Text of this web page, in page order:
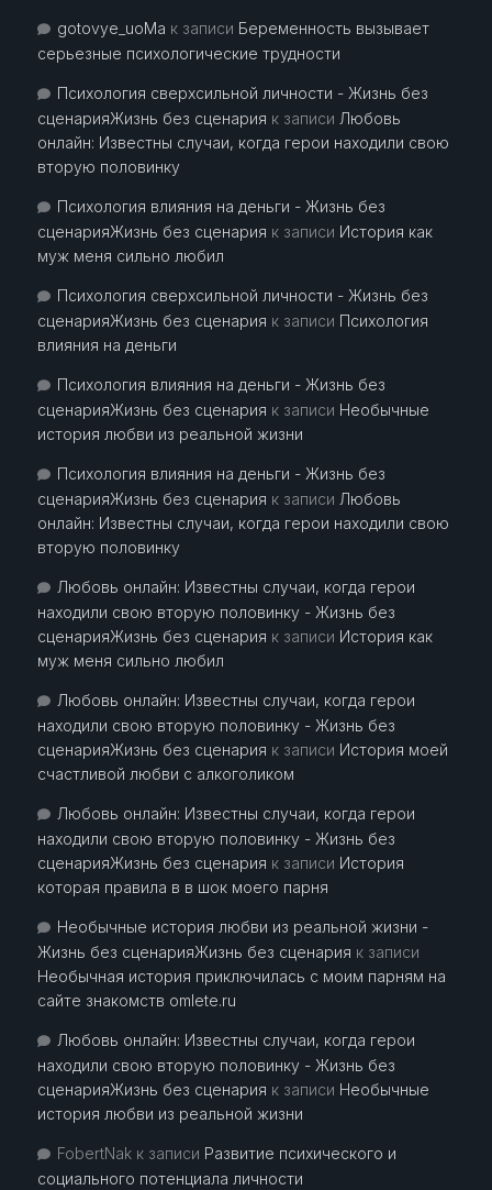
gotovye_uoMa к записи Беременность вызывает
серьезные психологические трудности
Психология сверхсильной личности - Жизнь без
сценарияЖизнь без сценария к записи Любовь
онлайн: Известны случаи, когда герои находили свою
вторую половинку
Психология влияния на деньги - Жизнь без
сценарияЖизнь без сценария к записи История как
муж меня сильно любил
Психология сверхсильной личности - Жизнь без
сценарияЖизнь без сценария к записи Психология
влияния на деньги
Психология влияния на деньги - Жизнь без
сценарияЖизнь без сценария к записи Необычные
история любви из реальной жизни
Психология влияния на деньги - Жизнь без
сценарияЖизнь без сценария к записи Любовь
онлайн: Известны случаи, когда герои находили свою
вторую половинку
Любовь онлайн: Известны случаи, когда герои
находили свою вторую половинку - Жизнь без
сценарияЖизнь без сценария к записи История как
муж меня сильно любил
Любовь онлайн: Известны случаи, когда герои
находили свою вторую половинку - Жизнь без
сценарияЖизнь без сценария к записи История моей
счастливой любви с алкоголиком
Любовь онлайн: Известны случаи, когда герои
находили свою вторую половинку - Жизнь без
сценарияЖизнь без сценария к записи История
которая правила в в шок моего парня
Необычные история любви из реальной жизни -
Жизнь без сценарияЖизнь без сценария к записи
Необычная история приключилась с моим парням на
сайте знакомств omlete.ru
Любовь онлайн: Известны случаи, когда герои
находили свою вторую половинку - Жизнь без
сценарияЖизнь без сценария к записи Необычные
история любви из реальной жизни
FobertNakк записи Развитие психического и
социального потенциала личности